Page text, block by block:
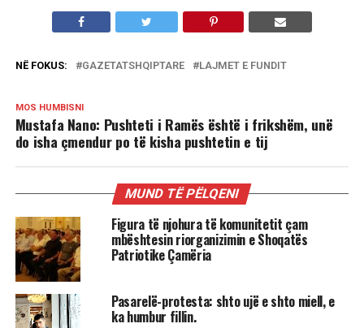
NË FOKUS: GAZETATSHQIPTARE LAJMET E FUNDIT
MOS HUMBISNI
Mustafa Nano: Pushteti i Ramës është i frikshëm, unë
do isha çmendur po të kisha pushtetin e tij
MUND TË PËLQENI
Figura të njohura të komunitetit çam
mbështesin riorganizimin e Shoqatës
Patriotike Çamëria
Pasarelë-protesta: shto ujë e shto miell, e
ka humbur fillin.